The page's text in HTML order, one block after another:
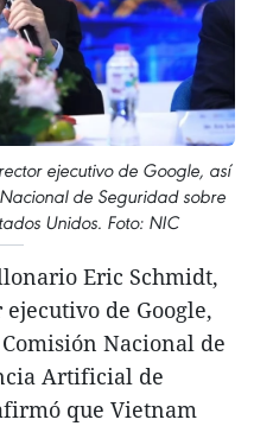
ejecutivo de Google, así
de Seguridad sobre
Unidos. Foto: NIC
Eric Schmidt,
de Google,
Nacional de
Artificial de
que Vietnam